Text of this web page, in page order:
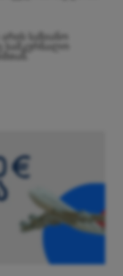
საზიანო
სამკურნალო